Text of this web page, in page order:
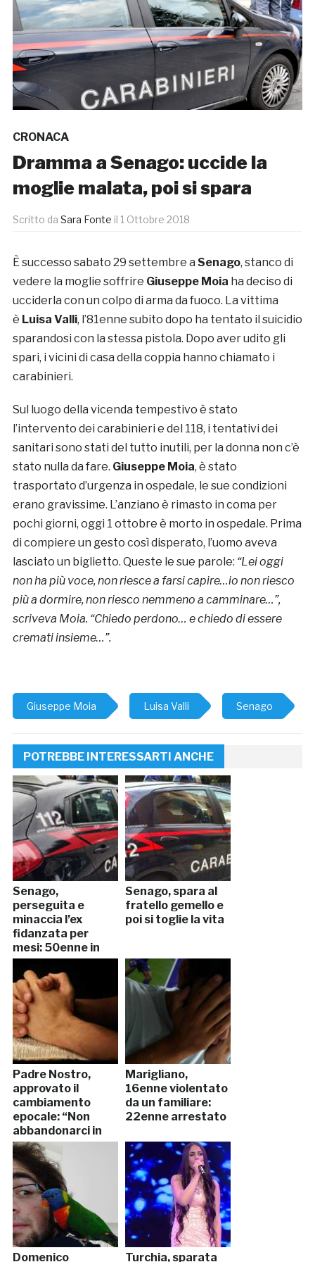
CRONACA
Dramma a Senago: uccide la
moglie malata, poi si spara
Scritto da Sara Fonte il 1 Ottobre 2018
È successo sabato 29 settembre a Senago, stanco di
vedere la moglie soffrire Giuseppe Moia ha deciso di
ucciderla con un colpo di arma da fuoco. La vittima
è Luisa Valli, l’81enne subito dopo ha tentato il suicidio
sparandosi con la stessa pistola. Dopo aver udito gli
spari, i vicini di casa della coppia hanno chiamato i
carabinieri.
Sul luogo della vicenda tempestivo è stato
l’intervento dei carabinieri e del 118, i tentativi dei
sanitari sono stati del tutto inutili, per la donna non c’è
stato nulla da fare. Giuseppe Moia, è stato
trasportato d’urgenza in ospedale, le sue condizioni
erano gravissime. L’anziano è rimasto in coma per
pochi giorni, oggi 1 ottobre è morto in ospedale. Prima
di compiere un gesto così disperato, l’uomo aveva
lasciato un biglietto. Queste le sue parole: “Lei oggi
non ha più voce, non riesce a farsi capire…io non riesco
più a dormire, non riesco nemmeno a camminare…”,
scriveva Moia. “Chiedo perdono… e chiedo di essere
cremati insieme…”.
Giuseppe Moia Luisa Valli Senago
POTREBBE INTERESSARTI ANCHE
Senago,
perseguita e
minaccia l’ex
fidanzata per
mesi: 50enne in
manette
Senago, spara al
fratello gemello e
poi si toglie la vita
Padre Nostro,
approvato il
cambiamento
epocale: “Non
abbandonarci in
tentazione”
Marigliano,
16enne violentato
da un familiare:
22enne arrestato
Domenico Turchia, sparata